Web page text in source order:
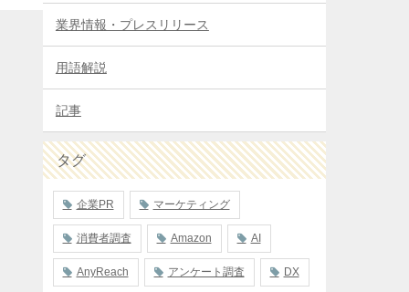
業界情報・プレスリリース
用語解説
記事
タグ
企業PR マーケティング
消費者調査 Amazon AI
AnyReach アンケート調査 DX